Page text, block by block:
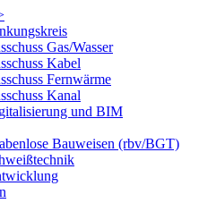
Gas/Wasser
Kabel
Fernwärme
Kanal
und BIM
Bauweisen (rbv/BGT)